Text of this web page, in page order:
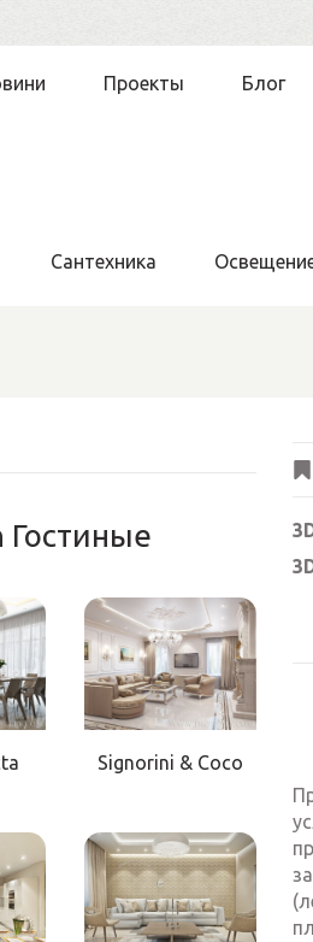
Проекты Блог
Сантехника
Signorini & Coco